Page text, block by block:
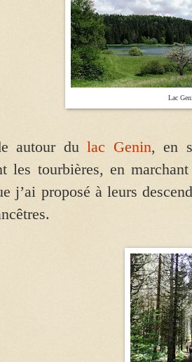
Lac
autour dulac Genin, en
les tourbières, en
j’ai proposé à leurs